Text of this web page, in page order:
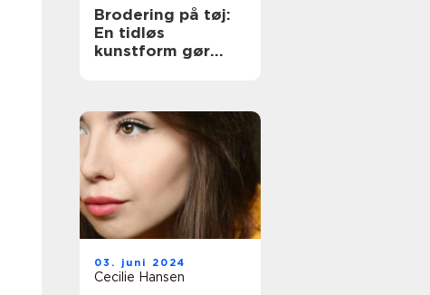
Brodering på tøj:
En tidløs
kunstform gør
03. juni 2024
Cecilie Hansen